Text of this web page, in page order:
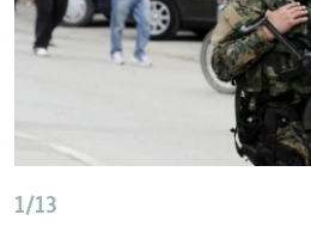
1/13